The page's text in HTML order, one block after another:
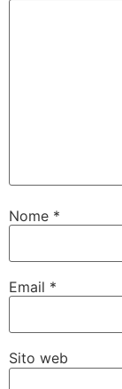
Nome *
Email *
Sito web